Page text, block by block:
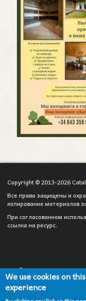
Copyright © 2013-2026
Все права защищены и
копирование материалов
При согласованном
ссылка на ресурс.
Вход для
Сотрудничество
We use cookies on
experience